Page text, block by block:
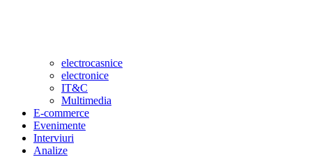
electrocasnice
electronice
IT&C
Multimedia
E-commerce
Evenimente
Interviuri
Analize